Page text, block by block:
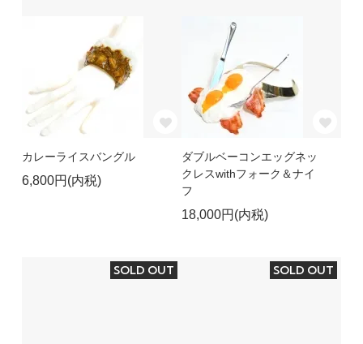
カレーライスバングル
6,800円(内税)
ダブルベーコンエッグネッ
クレスwithフォーク＆ナイ
フ
18,000円(内税)
SOLD OUT SOLD OUT